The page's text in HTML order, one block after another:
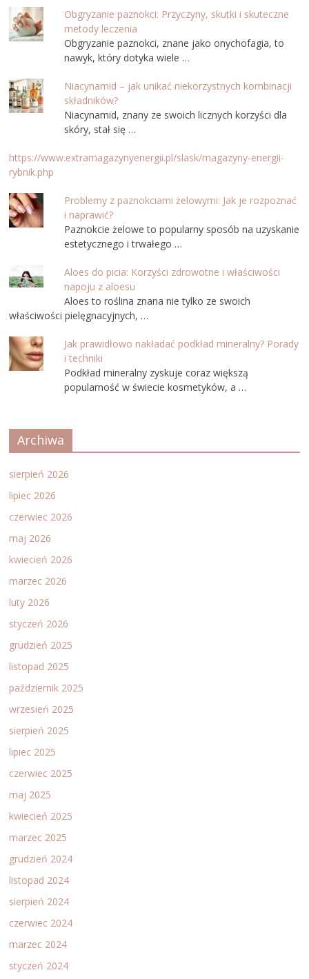
Obgryzanie paznokci: Przyczyny, skutki i skuteczne
metody leczenia
Obgryzanie paznokci, znane jako onychofagia, to
nawyk, który dotyka wiele …
Niacynamid – jak unikać niekorzystnych kombinacji
składników?
Niacynamid, znany ze swoich licznych korzyści dla
skóry, stał się …
https://www.extramagazynyenergii.pl/slask/magazyny-energii-
rybnik.php
Problemy z paznokciami żelowymi: Jak je rozpoznać
i naprawić?
Paznokcie żelowe to popularny sposób na uzyskanie
estetycznego i trwałego …
Aloes do picia: Korzyści zdrowotne i właściwości
napoju z aloesu
Aloes to roślina znana nie tylko ze swoich
właściwości pielęgnacyjnych, …
Jak prawidłowo nakładać podkład mineralny? Porady
i techniki
Podkład mineralny zyskuje coraz większą
popularność w świecie kosmetyków, a …
Archiwa
sierpień 2026
lipiec 2026
czerwiec 2026
maj 2026
kwiecień 2026
marzec 2026
luty 2026
styczeń 2026
grudzień 2025
listopad 2025
październik 2025
wrzesień 2025
sierpień 2025
lipiec 2025
czerwiec 2025
maj 2025
kwiecień 2025
marzec 2025
grudzień 2024
listopad 2024
sierpień 2024
czerwiec 2024
marzec 2024
styczeń 2024